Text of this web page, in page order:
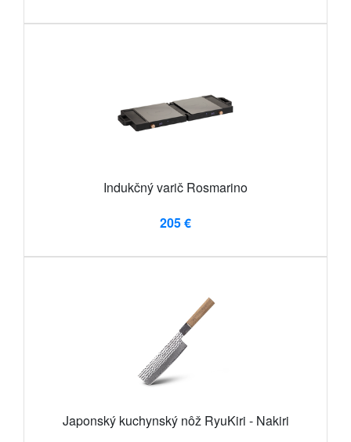
Indukčný varič Rosmarino
205 €
Japonský kuchynský nôž RyuKiri - Nakiri